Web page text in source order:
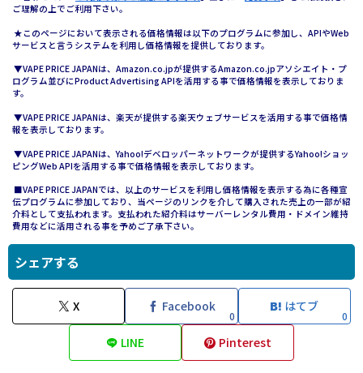
ご理解の上でご利用下さい。
★このページにおいて表示される価格情報は以下のプログラムに参加し、APIやWeb
サービスと言うシステムを利用し価格情報を提供しております。
▼VAPE PRICE JAPANは、Amazon.co.jpが提供するAmazon.co.jpアソシエイト・プ
ログラム並びにProduct Advertising APIを活用する事で価格情報を表示しておりま
す。
▼VAPE PRICE JAPANは、楽天が提供する楽天ウェブサービスを活用する事で価格情
報を表示しております。
▼VAPE PRICE JAPANは、Yahoo!デベロッパーネットワークが提供するYahoo!ショッ
ピングWeb APIを活用する事で価格情報を表示しております。
■VAPE PRICE JAPANでは、以上のサービスを利用し価格情報を表示する為に各種宣
伝プログラムに参加しており、当ページのリンクを介して購入された売上の一部が紹
介料として支払われます。支払われた紹介料はサーバーレンタル費用・ドメイン維持
費用などに活用される事を予めご了承下さい。
シェアする
X Facebook
0
はてブ
0
LINE Pinterest